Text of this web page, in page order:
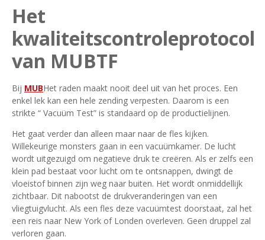
Het
kwaliteitscontroleprotocol
van MUBTF
Bij MUBHet raden maakt nooit deel uit van het proces. Een
enkel lek kan een hele zending verpesten. Daarom is een
strikte “ Vacuüm Test” is standaard op de productielijnen.
Het gaat verder dan alleen maar naar de fles kijken.
Willekeurige monsters gaan in een vacuümkamer. De lucht
wordt uitgezuigd om negatieve druk te creëren. Als er zelfs een
klein pad bestaat voor lucht om te ontsnappen, dwingt de
vloeistof binnen zijn weg naar buiten. Het wordt onmiddellijk
zichtbaar. Dit nabootst de drukveranderingen van een
vliegtuigvlucht. Als een fles deze vacuümtest doorstaat, zal het
een reis naar New York of Londen overleven. Geen druppel zal
verloren gaan.